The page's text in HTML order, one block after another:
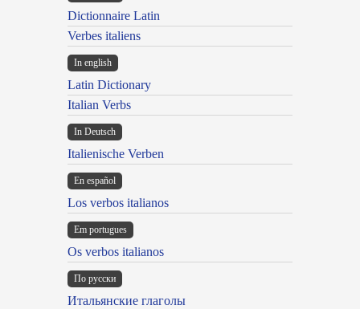
Dictionnaire Latin
Verbes italiens
In english
Latin Dictionary
Italian Verbs
In Deutsch
Italienische Verben
En español
Los verbos italianos
Em portugues
Os verbos italianos
По русски
Итальянские глаголы